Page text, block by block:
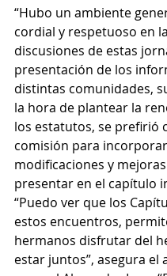
“Hubo un ambiente
cordial y respetuoso en
discusiones de estas
presentación de los
distintas comunidades,
la hora de plantear la
los estatutos, se prefirió
comisión para
modificaciones y
presentar en el capítulo
“Puedo ver que los
estos encuentros,
hermanos disfrutar del
estar juntos”, asegura el